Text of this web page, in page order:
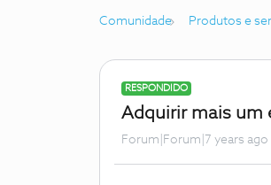
Comunidade Produtos e
RESPONDIDO
Adquirir mais um
Forum|Forum|7 years ago